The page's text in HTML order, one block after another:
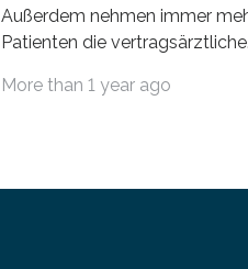
Außerdem nehmen immer
Patienten die vertragsärztliche
Jahr 2009 nur etwa 526.000
More than 1 year ago